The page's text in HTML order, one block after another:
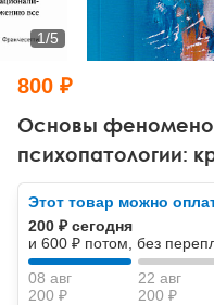
Тревожные
Психодрама
Другие направления
Классический,
НЛП
Психология труда и
Социальная психология
Социальная и
Классический и
Основы
психопатологии:
1/5
800 ₽
Этот товар можно
200 ₽ сегодня
и 600 ₽ потом, без
08 авг
200 ₽
22 авг
200 ₽